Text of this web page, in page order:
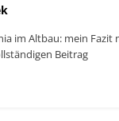
im Altbau: mein
Beitrag